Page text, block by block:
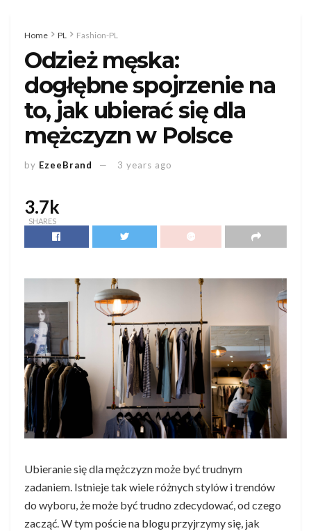
Home PL Fashion-PL
Odzież męska:
dogłębne spojrzenie na
to, jak ubierać się dla
mężczyzn w Polsce
by EzeeBrand 3 years ago
3.7k
SHARES
Ubieranie się dla mężczyzn może być trudnym
zadaniem. Istnieje tak wiele różnych stylów i trendów
do wyboru, że może być trudno zdecydować, od czego
zacząć. W tym poście na blogu przyjrzymy się, jak